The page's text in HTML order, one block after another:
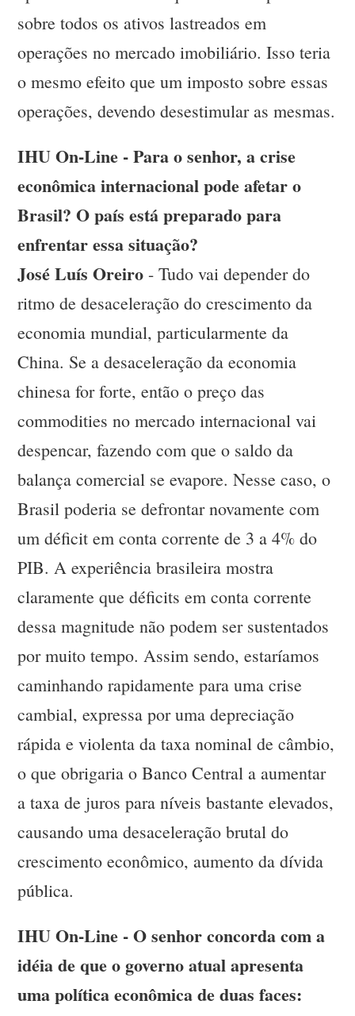
sobre todos os ativos lastreados em
operações no mercado imobiliário. Isso teria
o mesmo efeito que um imposto sobre essas
operações, devendo desestimular as mesmas.
IHU On-Line - Para o senhor, a crise
econômica internacional pode afetar o
Brasil? O país está preparado para
enfrentar essa situação?
José Luís Oreiro - Tudo vai depender do
ritmo de desaceleração do crescimento da
economia mundial, particularmente da
China. Se a desaceleração da economia
chinesa for forte, então o preço das
commodities no mercado internacional vai
despencar, fazendo com que o saldo da
balança comercial se evapore. Nesse caso, o
Brasil poderia se defrontar novamente com
um déficit em conta corrente de 3 a 4% do
PIB. A experiência brasileira mostra
claramente que déficits em conta corrente
dessa magnitude não podem ser sustentados
por muito tempo. Assim sendo, estaríamos
caminhando rapidamente para uma crise
cambial, expressa por uma depreciação
rápida e violenta da taxa nominal de câmbio,
o que obrigaria o Banco Central a aumentar
a taxa de juros para níveis bastante elevados,
causando uma desaceleração brutal do
crescimento econômico, aumento da dívida
pública.
IHU On-Line - O senhor concorda com a
idéia de que o governo atual apresenta
uma política econômica de duas faces: